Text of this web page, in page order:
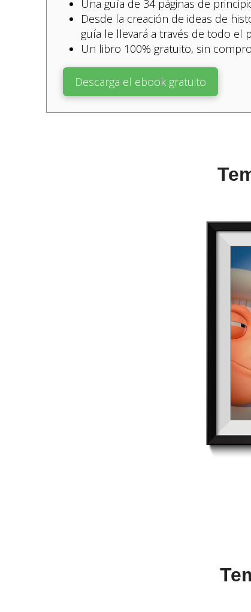
Una guía de 34 páginas de
Desde la creación de ideas de
guía le llevará a través de todo el
Un libro 100% gratuito, sin
Descarga el ebook gratuito